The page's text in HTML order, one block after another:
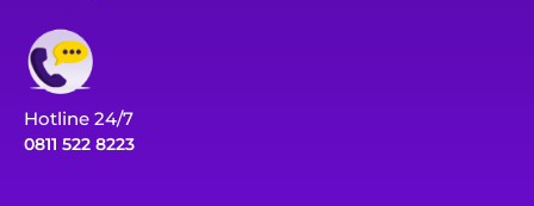
Hotline 24/7
0811 522 8223